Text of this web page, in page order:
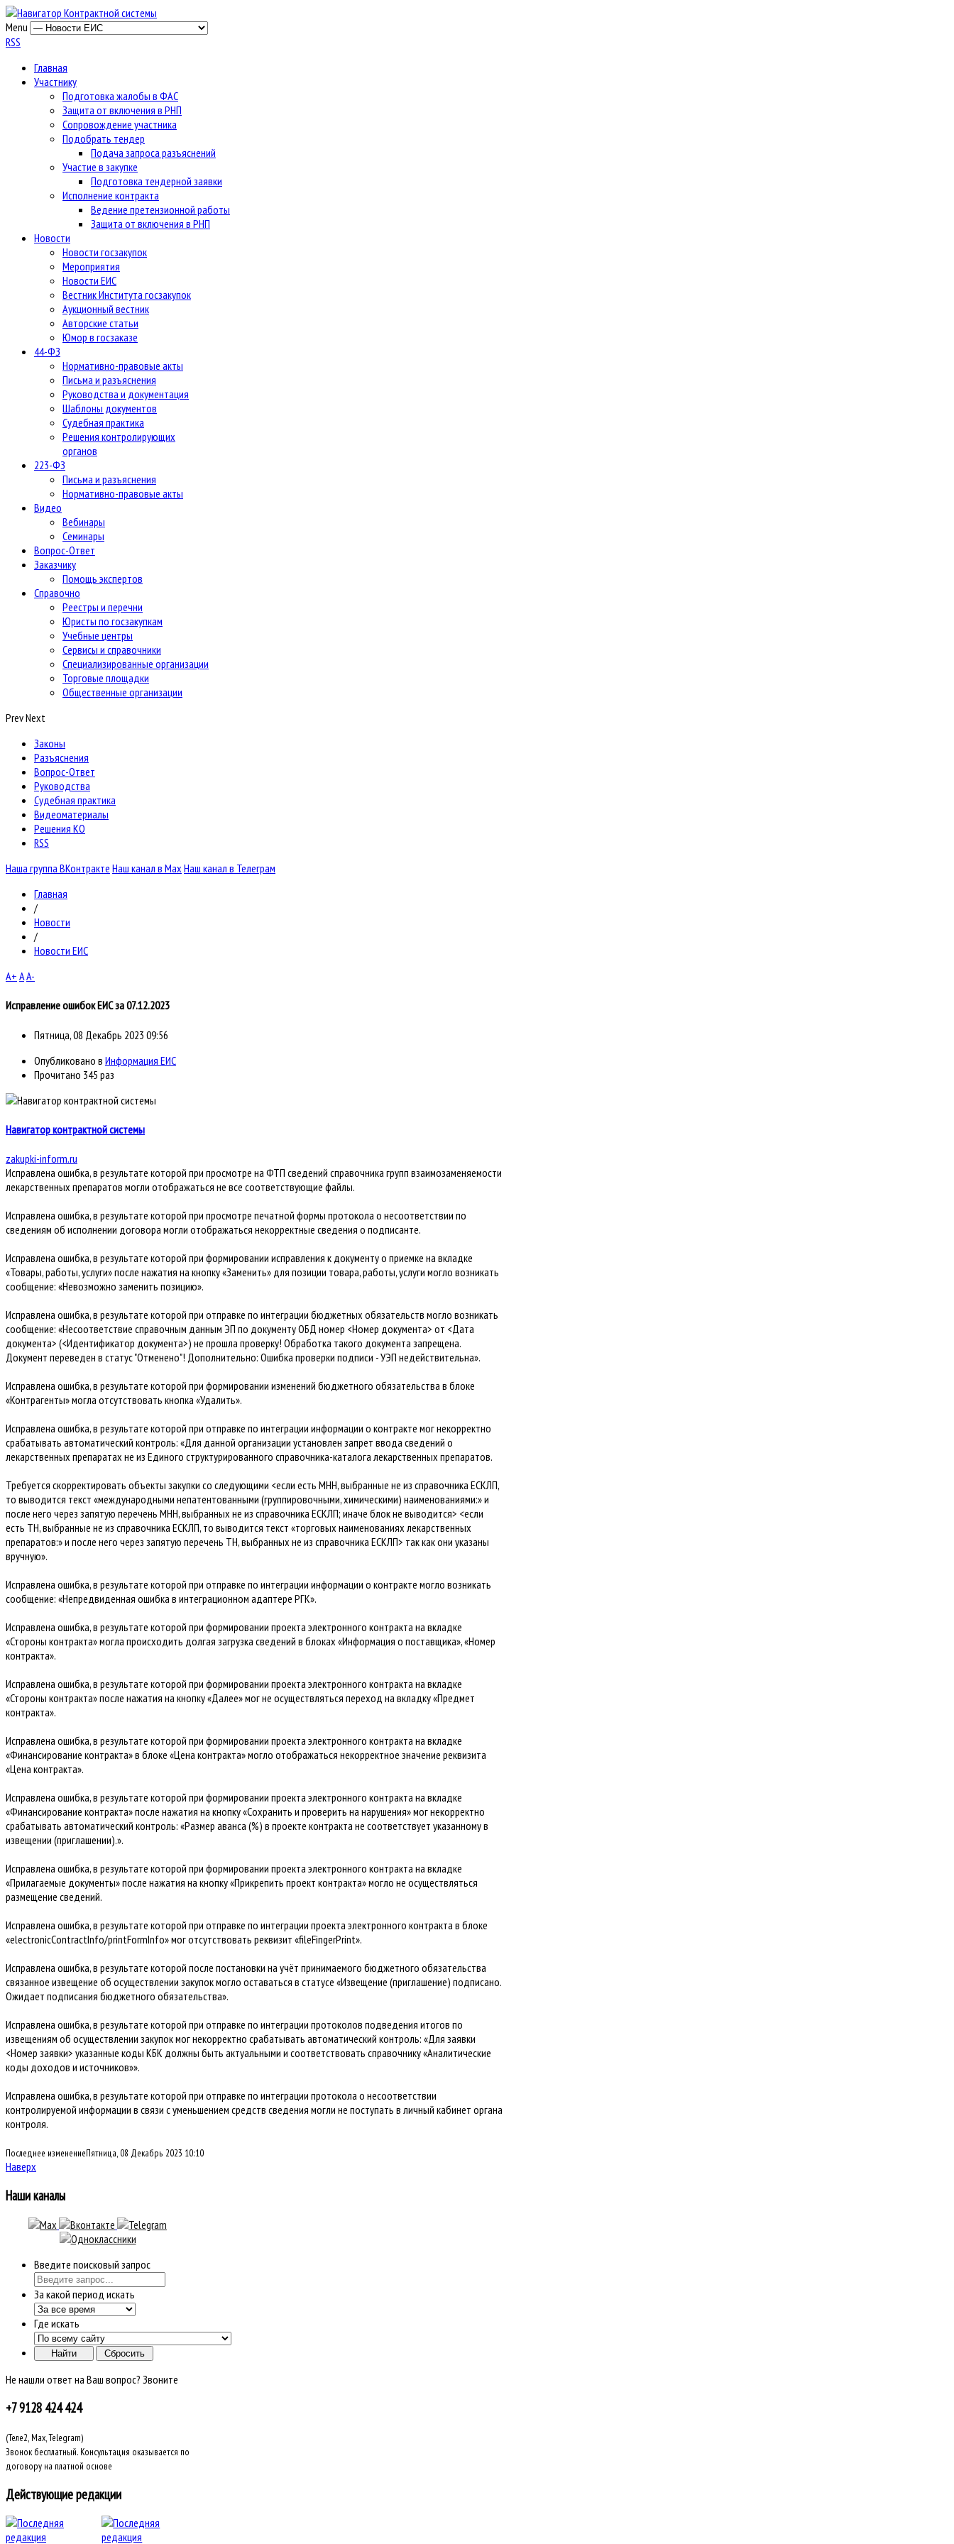
Menu
RSS
Главная
Участнику
Подготовка жалобы в ФАС
Защита от включения в РНП
Сопровождение участника
Подобрать тендер
Подача запроса разъяснений
Участие в закупке
Подготовка тендерной заявки
Исполнение контракта
Ведение претензионной работы
Защита от включения в РНП
Новости
Новости госзакупок
Мероприятия
Новости ЕИС
Вестник Института госзакупок
Аукционный вестник
Авторские статьи
Юмор в госзаказе
44-ФЗ
Нормативно-правовые акты
Письма и разъяснения
Руководства и документация
Шаблоны документов
Судебная практика
Решения контролирующих
органов
223-ФЗ
Письма и разъяснения
Нормативно-правовые акты
Видео
Вебинары
Семинары
Вопрос-Ответ
Заказчику
Помощь экспертов
Справочно
Реестры и перечни
Юристы по госзакупкам
Учебные центры
Сервисы и справочники
Специализированные организации
Торговые площадки
Общественные организации
PrevNext
Законы
Разъяснения
Вопрос-Ответ
Руководства
Судебная практика
Видеоматериалы
Решения КО
RSS
Наша группа ВКонтракте Наш канал в Max Наш канал в Телеграм
Главная
/
Новости
/
Новости ЕИС
A+ AA-
Исправление ошибок ЕИС за 07.12.2023
Пятница, 08 Декабрь 2023 09:56
Опубликовано в Информация ЕИС
Прочитано 345 раз
Навигатор контрактной системы
zakupki-inform.ru
Исправлена ошибка, в результате которой при просмотре на ФТП сведений справочника групп взаимозаменяемости
лекарственных препаратов могли отображаться не все соответствующие файлы.
Исправлена ошибка, в результате которой при просмотре печатной формы протокола о несоответствии по
сведениям об исполнении договора могли отображаться некорректные сведения о подписанте.
Исправлена ошибка, в результате которой при формировании исправления к документу о приемке на вкладке
«Товары, работы, услуги» после нажатия на кнопку «Заменить» для позиции товара, работы, услуги могло возникать
сообщение: «Невозможно заменить позицию».
Исправлена ошибка, в результате которой при отправке по интеграции бюджетных обязательств могло возникать
сообщение: «Несоответствие справочным данным ЭП по документу ОБД номер <Номер документа> от <Дата
документа> (<Идентификатор документа>) не прошла проверку! Обработка такого документа запрещена.
Документ переведен в статус "Отменено"! Дополнительно: Ошибка проверки подписи - УЭП недействительна».
Исправлена ошибка, в результате которой при формировании изменений бюджетного обязательства в блоке
«Контрагенты» могла отсутствовать кнопка «Удалить».
Исправлена ошибка, в результате которой при отправке по интеграции информации о контракте мог некорректно
срабатывать автоматический контроль: «Для данной организации установлен запрет ввода сведений о
лекарственных препаратах не из Единого структурированного справочника-каталога лекарственных препаратов.
Требуется скорректировать объекты закупки со следующими <если есть МНН, выбранные не из справочника ЕСКЛП,
то выводится текст «международными непатентованными (группировочными, химическими) наименованиями:» и
после него через запятую перечень МНН, выбранных не из справочника ЕСКЛП; иначе блок не выводится> <если
есть ТН, выбранные не из справочника ЕСКЛП, то выводится текст «торговых наименованиях лекарственных
препаратов:» и после него через запятую перечень ТН, выбранных не из справочника ЕСКЛП> так как они указаны
вручную».
Исправлена ошибка, в результате которой при отправке по интеграции информации о контракте могло возникать
сообщение: «Непредвиденная ошибка в интеграционном адаптере РГК».
Исправлена ошибка, в результате которой при формировании проекта электронного контракта на вкладке
«Стороны контракта» могла происходить долгая загрузка сведений в блоках «Информация о поставщика», «Номер
контракта».
Исправлена ошибка, в результате которой при формировании проекта электронного контракта на вкладке
«Стороны контракта» после нажатия на кнопку «Далее» мог не осуществляться переход на вкладку «Предмет
контракта».
Исправлена ошибка, в результате которой при формировании проекта электронного контракта на вкладке
«Финансирование контракта» в блоке «Цена контракта» могло отображаться некорректное значение реквизита
«Цена контракта».
Исправлена ошибка, в результате которой при формировании проекта электронного контракта на вкладке
«Финансирование контракта» после нажатия на кнопку «Сохранить и проверить на нарушения» мог некорректно
срабатывать автоматический контроль: «Размер аванса (%) в проекте контракта не соответствует указанному в
извещении (приглашении).».
Исправлена ошибка, в результате которой при формировании проекта электронного контракта на вкладке
«Прилагаемые документы» после нажатия на кнопку «Прикрепить проект контракта» могло не осуществляться
размещение сведений.
Исправлена ошибка, в результате которой при отправке по интеграции проекта электронного контракта в блоке
«electronicContractInfo/printFormInfo» мог отсутствовать реквизит «fileFingerPrint».
Исправлена ошибка, в результате которой после постановки на учёт принимаемого бюджетного обязательства
связанное извещение об осуществлении закупок могло оставаться в статусе «Извещение (приглашение) подписано.
Ожидает подписания бюджетного обязательства».
Исправлена ошибка, в результате которой при отправке по интеграции протоколов подведения итогов по
извещениям об осуществлении закупок мог некорректно срабатывать автоматический контроль: «Для заявки
<Номер заявки> указанные коды КБК должны быть актуальными и соответствовать справочнику «Аналитические
коды доходов и источников»».
Исправлена ошибка, в результате которой при отправке по интеграции протокола о несоответствии
контролируемой информации в связи с уменьшением средств сведения могли не поступать в личный кабинет органа
контроля.
Последнее изменениеПятница, 08 Декабрь 2023 10:10
Наверх
Наши каналы
Введите поисковый запрос
За какой период искать
Где искать
Не нашли ответ на Ваш вопрос? Звоните
+7 9128 424 424
(Теле2, Max, Telegram)
Звонок бесплатный. Консультация оказывается по
договору на платной основе
Действующие редакции